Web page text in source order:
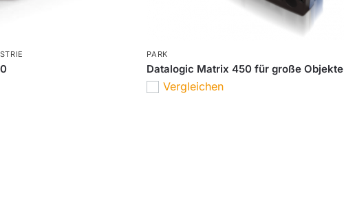
PARK
Datalogic Matrix 450 für große Objekte
Vergleichen